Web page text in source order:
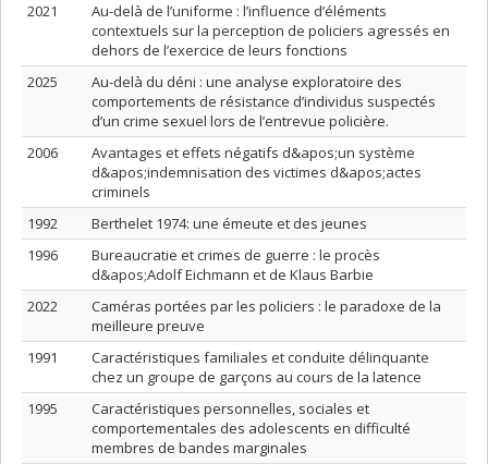
2021
Au-delà de l’uniforme : l’influence d’éléments
contextuels sur la perception de policiers agressés en
dehors de l’exercice de leurs fonctions
2025
Au-delà du déni : une analyse exploratoire des
comportements de résistance d’individus suspectés
d’un crime sexuel lors de l’entrevue policière.
2006
Avantages et effets négatifs d&apos;un système
d&apos;indemnisation des victimes d&apos;actes
criminels
1992
Berthelet 1974: une émeute et des jeunes
1996
Bureaucratie et crimes de guerre : le procès
d&apos;Adolf Eichmann et de Klaus Barbie
2022
Caméras portées par les policiers : le paradoxe de la
meilleure preuve
1991
Caractéristiques familiales et conduite délinquante
chez un groupe de garçons au cours de la latence
1995
Caractéristiques personnelles, sociales et
comportementales des adolescents en difficulté
membres de bandes marginales